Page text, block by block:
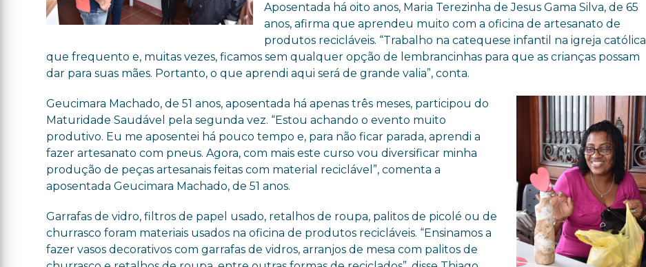
Aposentada há oito anos, Maria Terezinha de Jesus Gama Silva, de 65
anos, afirma que aprendeu muito com a oficina de artesanato de
produtos recicláveis. “Trabalho na catequese infantil na igreja católica
que frequento e, muitas vezes, ficamos sem qualquer opção de lembrancinhas para que as crianças possam
dar para suas mães. Portanto, o que aprendi aqui será de grande valia”, conta.
Geucimara Machado, de 51 anos, aposentada há apenas três meses, participou do
Maturidade Saudável pela segunda vez. “Estou achando o evento muito
produtivo. Eu me aposentei há pouco tempo e, para não ficar parada, aprendi a
fazer artesanato com pneus. Agora, com mais este curso vou diversificar minha
produção de peças artesanais feitas com material reciclável”, comenta a
aposentada Geucimara Machado, de 51 anos.
Garrafas de vidro, filtros de papel usado, retalhos de roupa, palitos de picolé ou de
churrasco foram materiais usados na oficina de produtos recicláveis. “Ensinamos a
fazer vasos decorativos com garrafas de vidros, arranjos de mesa com palitos de